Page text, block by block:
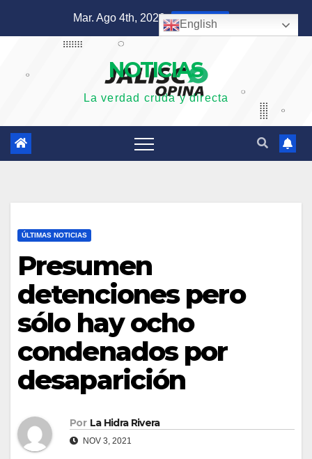
Mar. Ago 4th, 2026 8:47:03 PM
NOTICIAS
La verdad cruda y directa
ÚLTIMAS NOTICIAS
Presumen
detenciones pero
sólo hay ocho
condenados por
desaparición
Por La Hidra Rivera
NOV 3, 2021
English